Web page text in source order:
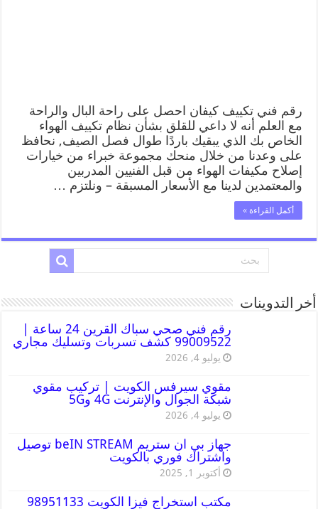
رقم فني تكييف كيفان احصل على راحة البال والراحة
مع العلم أنه لا داعي للقلق بشأن نظام تكييف الهواء
الخاص بك الذي يبقيك باردًا طوال فصل الصيف, نحافظ
على وعدنا من خلال منحك مجموعة خبراء من خيارات
إصلاح مكيفات الهواء من قبل الفنيين المدربين
والمعتمدين لدينا مع الأسعار المسبقة – ونلتزم …
أكمل القراءة »
أخر التدوينات
رقم فني صحي سباك القرين 24 ساعة |
99009522 كشف تسربات وتسليك مجاري
يوليو 4, 2026
مقوي سيرفس الكويت | تركيب مقوي
شبكة الجوال والإنترنت 4G و5G
يوليو 4, 2026
جهاز بي ان ستريم beIN STREAM توصيل
واشتراك فوري بالكويت
أكتوبر 1, 2025
مكتب استخراج فيزا الكويت 98951133